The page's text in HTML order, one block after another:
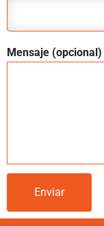
Mensaje (opcional)